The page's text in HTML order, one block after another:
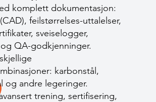
komplett dokumentasjon:
feilstørrelses-uttalelser,
sveiselogger,
QA-godkjenninger.
karbonstål,
og andre legeringer.
trening, sertifisering,